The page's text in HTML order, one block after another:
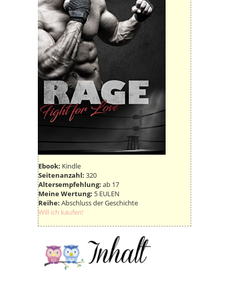
Ebook: Kindle
Seitenanzahl: 320
Altersempfehlung: ab 17
Meine Wertung: 5 EULEN
Reihe: Abschluss der Geschichte
Will ich kaufen!